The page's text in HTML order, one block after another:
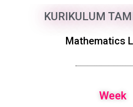
KURIKULUM
Mathematics
Week